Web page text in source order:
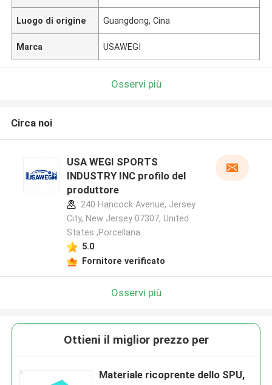
Luogo di origine Guangdong, Cina
Marca USAWEGI
Osservi più
Circa noi
USA WEGI SPORTS
INDUSTRY INC profilo del
produttore
240 Hancock Avenue, Jersey
City, New Jersey 07307, United
States ,Porcellana
5.0
Fornitore verificato
Osservi più
Ottieni il miglior prezzo per
Materiale ricoprente dello SPU,